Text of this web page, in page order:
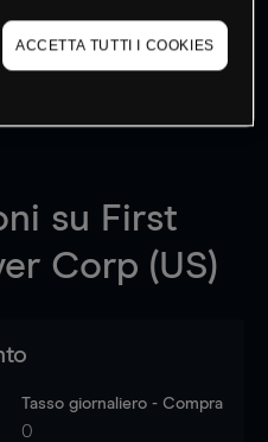
Accediper vedere gli ultimi
see latest market data
su First
Corp (US)
Tasso giornaliero - Compra
0
ACCETTA TUTTI I COOKIES